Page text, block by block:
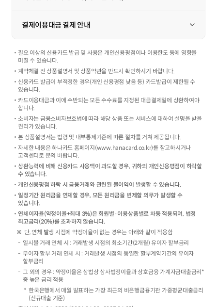
결제이용대금 결제 안내
필요 이상의 신용카드 발급 및 사용은 개인신용평점이나 이용한도 등에 영향을
미칠 수 있습니다.
계약체결 전 상품설명서 및 상품약관을 반드시 확인하시기 바랍니다.
신용카드 발급이 부적정한 경우(개인 신용평점 낮음 등) 카드발급이 제한될 수
있습니다.
카드이용대금과 이에 수반되는 모든 수수료를 지정된 대금결제일에 상환하여야
합니다.
소비자는 금융소비자보호법에 따라 해당 상품 또는 서비스에 대하여 설명을 받을
권리가 있습니다.
본 상품설명서는 법령 및 내부통제기준에 따른 절차를 거쳐 제공됩니다.
자세한 내용은 하나카드 홈페이지(www.hanacard.co.kr)를 참고하시거나
고객센터로 문의 바랍니다.
상환능력에 비해 신용카드 사용액이 과도할 경우, 귀하의 개인신용평점이 하락할
수 있습니다.
개인신용평점 하락 시 금융거래와 관련된 불이익이 발생할 수 있습니다.
일정기간 원리금을 연체할 경우, 모든 원리금을 변제할 의무가 발생할 수
있습니다.
연체이자율(약정이율+최대 3%)은 회원별·이용상품별로 차등 적용되며, 법정
최고금리(20%)를 초과하지 않습니다.
단, 연체 발생 시점에 약정이율이 없는 경우는 아래와 같이 적용함
일시불 거래 연체 시 : 거래발생 시점의 최소기간(2개월) 유이자 할부금리
무이자 할부 거래 연체 시 : 거래발생 시점의 동일한 할부계약기간의 유이자
할부금리
그 외의 경우 : 약정이율은 상법상 상사법정이율과 상호금융 가계자금대출금리*
중 높은 금리 적용
한국은행에서 매월 발표하는 가장 최근의 비은행금융기관 가중평균대출금리
(신규대출 기준)